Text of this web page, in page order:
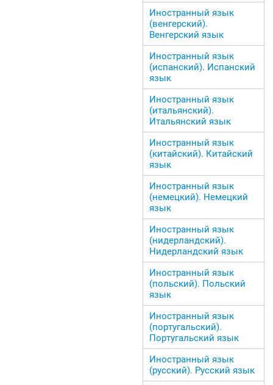
Иностранный язык
(венгерский).
Венгерский язык
Иностранный язык
(испанский). Испанский
язык
Иностранный язык
(итальянский).
Итальянский язык
Иностранный язык
(китайский). Китайский
язык
Иностранный язык
(немецкий). Немецкий
язык
Иностранный язык
(нидерландский).
Нидерландский язык
Иностранный язык
(польский). Польский
язык
Иностранный язык
(португальский).
Португальский язык
Иностранный язык
(русский). Русский язык